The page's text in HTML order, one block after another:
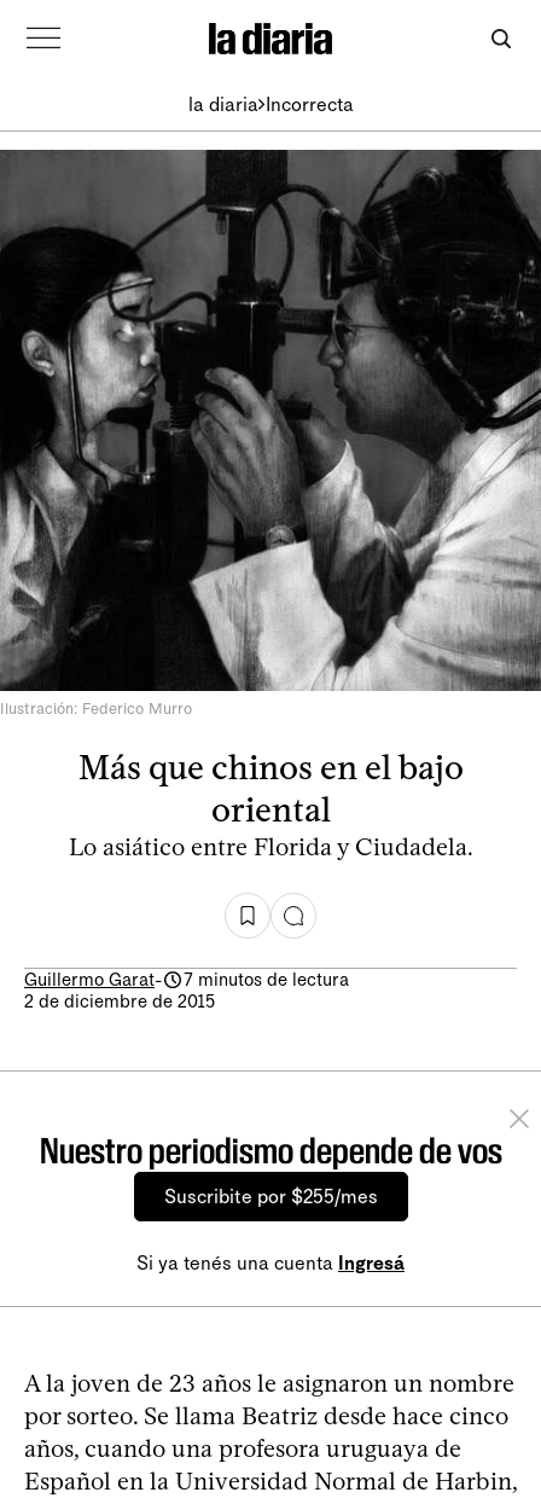
la diaria Incorrecta
Ilustración: Federico Murro
Más que chinos en el bajo
oriental
Lo asiático entre Florida y Ciudadela.
Guillermo Garat-
7 minutos de lectura
2 de diciembre de 2015
Nuestro periodismo depende de vos
Suscribite por $255/mes
Si ya tenés una cuenta Ingresá
A la joven de 23 años le asignaron un nombre
por sorteo. Se llama Beatriz desde hace cinco
años, cuando una profesora uruguaya de
Español en la Universidad Normal de Harbin,